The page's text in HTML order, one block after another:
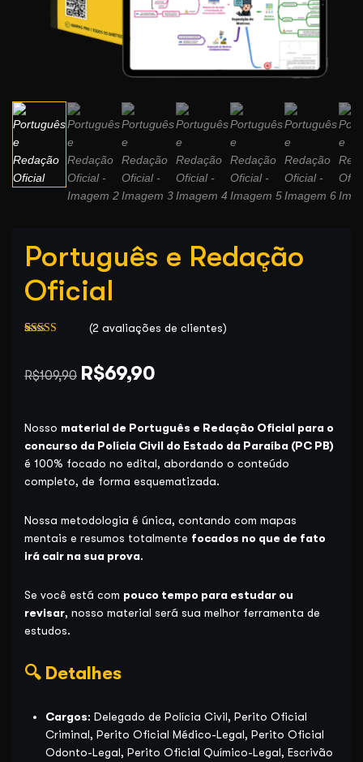
Português e Redação
Oficial
de 5, com
baseado em
(2 avaliações de clientes)
R$109,90
O
era:
R$109,90.
R$69,90
é:
R$69,90.
Nosso material de Português e Redação Oficial para o
concurso da Polícia Civil do Estado da Paraíba (PC PB)
é 100% focado no edital, abordando o conteúdo
completo, de forma esquematizada.
Nossa metodologia é única, contando com mapas
mentais e resumos totalmente focados no que de fato
irá cair na sua prova.
Se você está com pouco tempo para estudar ou
revisar, nosso material será sua melhor ferramenta de
estudos.
🔍 Detalhes
Cargos: Delegado de Polícia Civil, Perito Oficial
Criminal, Perito Oficial Médico-Legal, Perito Oficial
Odonto-Legal, Perito Oficial Químico-Legal, Escrivão